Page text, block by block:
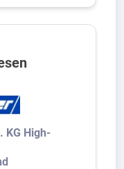
KG High-